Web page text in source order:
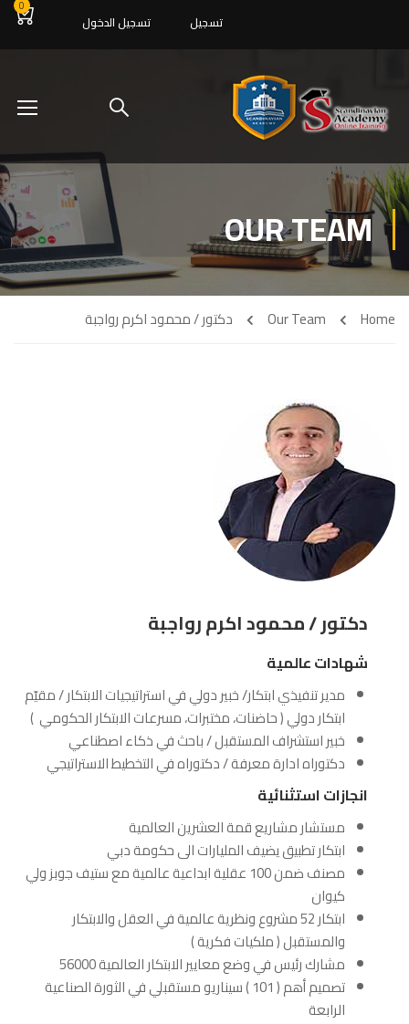
0
تسجيل تسجيل الدخول
OUR TEAM
Home
Our Team دكتور / محمود اكرم رواجبة
دكتور / محمود اكرم رواجبة
شهادات عالمية
مدير تنفيذي ابتكار/ خبير دولي في استراتيجيات الابتكار / مقيّم
ابتكار دولي ( حاضنات، مختبرات، مسرعات الابتكار الحكومي )
خبير استشراف المستقبل / باحث في ذكاء اصطناعي
دكتوراه ادارة معرفة / دكتوراه في التخطيط الاستراتيجي
انجازات استثنائية
مستشار مشاريع قمة العشرين العالمية
ابتكار تطبيق يضيف المليارات الى حكومة دبي
مصنف ضمن 100 عقلية ابداعية عالمية مع ستيف جوبز ولي
كيوان
ابتكار 52 مشروع ونظرية عالمية في العقل والابتكار
والمستقبل ( ملكيات فكرية )
مشارك رئيس في وضع معايير الابتكار العالمية 56000
تصميم أهم ( 101 ) سيناريو مستقبلي في الثورة الصناعية
الرابعة